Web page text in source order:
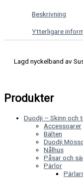
Beskrivning
Ytterligare
Lagd nyckelband av
Produkter
Duodji – Skinn och
Accessoarer
Bälten
Duodji
Nålhus
Påsar och
Pärlor